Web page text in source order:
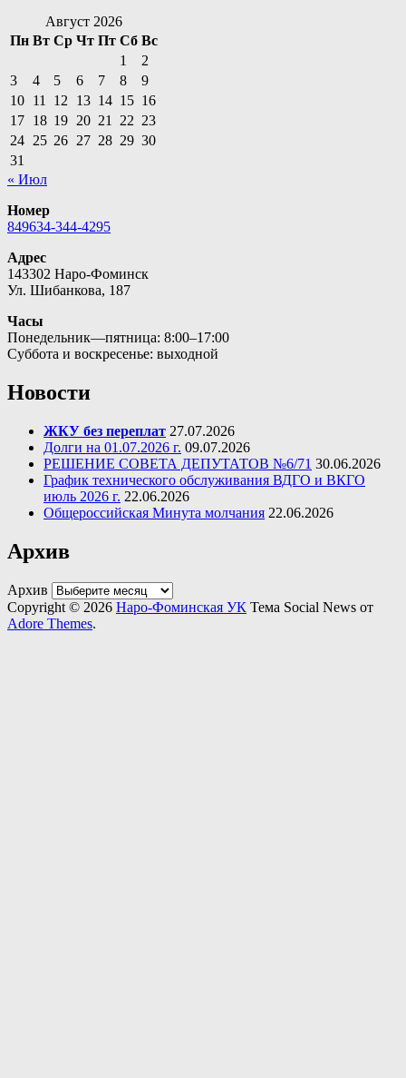
Август 2026
Пн Вт Ср Чт Пт Сб Вс
1
2
3
4 5 6 7 8
9
10 11 12 13 14 15 16
17 18 19 20 21 22 23
24 25 26 27 28 29 30
31
« Июл
Номер
849634-344-4295
Адрес
143302 Наро-Фоминск
Ул. Шибанкова, 187
Часы
Понедельник—пятница: 8:00–17:00
Суббота и воскресенье: выходной
Новости
ЖКУ без переплат 27.07.2026
Долги на 01.07.2026 г. 09.07.2026
РЕШЕНИЕ СОВЕТА ДЕПУТАТОВ №6/71 30.06.2026
График технического обслуживания ВДГО и ВКГО
июль 2026 г. 22.06.2026
Общероссийская Минута молчания 22.06.2026
Архив
Архив
Copyright © 2026 Наро-Фоминская УК Тема Social News от
Adore Themes.